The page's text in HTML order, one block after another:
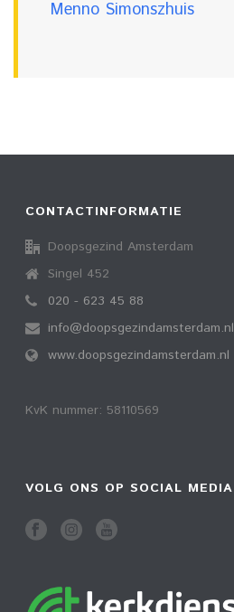
Menno Simonszhuis
CONTACTINFORMATIE
Doopsgezind Amsterdam
Singel 452
020 - 623 45 88
info@doopsgezindamsterdam.nl
www.doopsgezindamsterdam.nl
KvK nummer: 58110569
VOLG ONS OP SOCIAL MEDIA